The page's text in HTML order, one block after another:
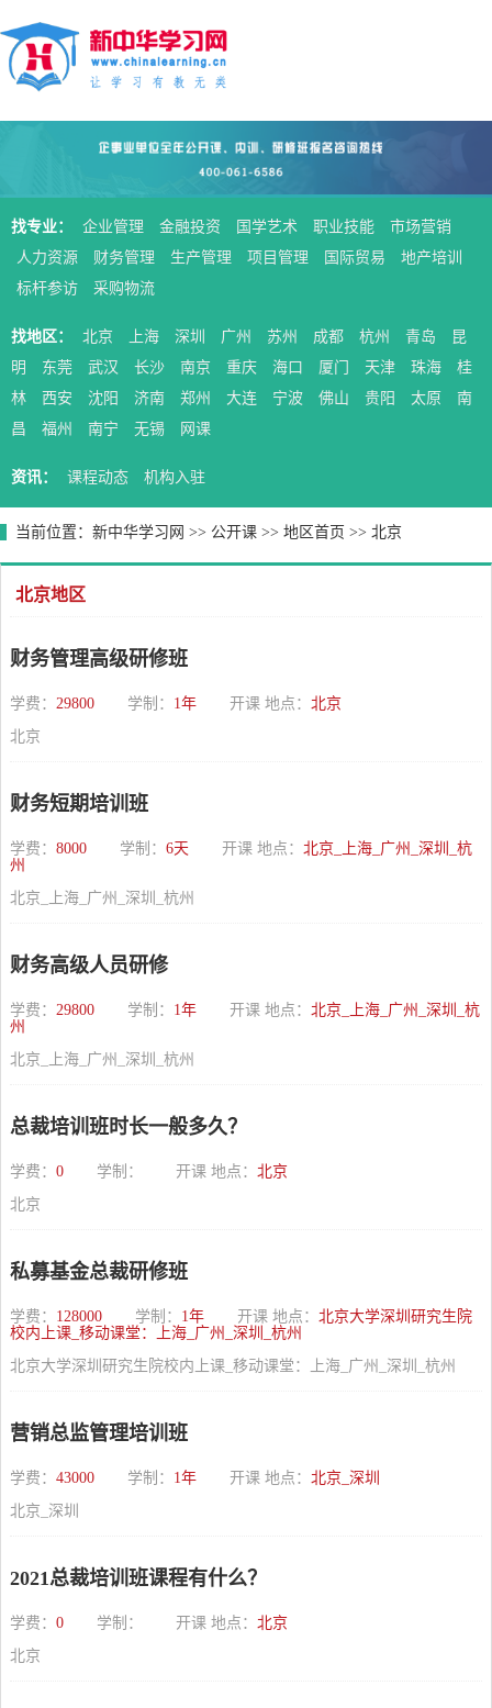
找专业： 企业管理 金融投资 国学艺术 职业技能
市场营销
人力资源
财务管理 生产管理 项目管理 国际贸易
地产培训
标杆参访
采购物流
找地区： 北京 上海 深圳 广州 苏州 成都 杭州 青岛
昆
明
东莞 武汉 长沙 南京 重庆 海口 厦门 天津 珠海
桂
林
西安 沈阳 济南 郑州 大连 宁波 佛山 贵阳 太原
南
昌
福州 南宁 无锡 网课
资讯： 课程动态 机构入驻
当前位置： 新中华学习网 >> 公开课 >> 地区首页 >> 北京
北京地区
财务管理高级研修班
学费： 29800 学制： 1年 开课 地点： 北京
北京
财务短期培训班
学费： 8000 学制： 6天 开课 地点： 北京_上海_广州_深圳_杭
州
北京_上海_广州_深圳_杭州
财务高级人员研修
学费： 29800 学制： 1年 开课 地点： 北京_上海_广州_深圳_杭
州
北京_上海_广州_深圳_杭州
总裁培训班时长一般多久？
学费： 0 学制： 开课 地点： 北京
北京
私募基金总裁研修班
学费： 128000 学制： 1年 开课 地点： 北京大学深圳研究生院
校内上课_移动课堂：上海_广州_深圳_杭州
北京大学深圳研究生院校内上课_移动课堂：上海_广州_深圳_杭州
营销总监管理培训班
学费： 43000 学制： 1年 开课 地点： 北京_深圳
北京_深圳
2021总裁培训班课程有什么？
学费： 0 学制： 开课 地点： 北京
北京